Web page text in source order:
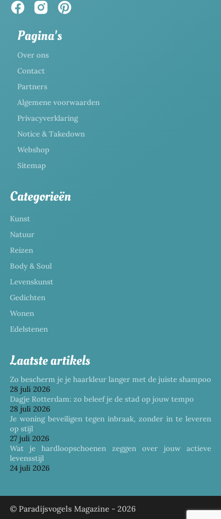
Pagina's
Over ons
Contact
Partners
Algemene voorwaarden
Privacyverklaring
Notice & Takedown
Webshop
Sitemap
Categorieën
Kunst
Natuur
Reizen
Body & Soul
Levenskunst
Gedichten
Wonen
Edelstenen
Laatste artikels
Zo bescherm je je haarkleur langer met de juiste shampoo
28 juli 2026
Dagje Rotterdam: zo beleef je de stad op jouw tempo
28 juli 2026
Je woning beveiligen tegen inbraak, zonder in te leveren
op stijl
27 juli 2026
Wat je hardloopschoenen zeggen over jouw actieve
levensstijl
24 juli 2026
© Paradijsvogels Magazine - 2026